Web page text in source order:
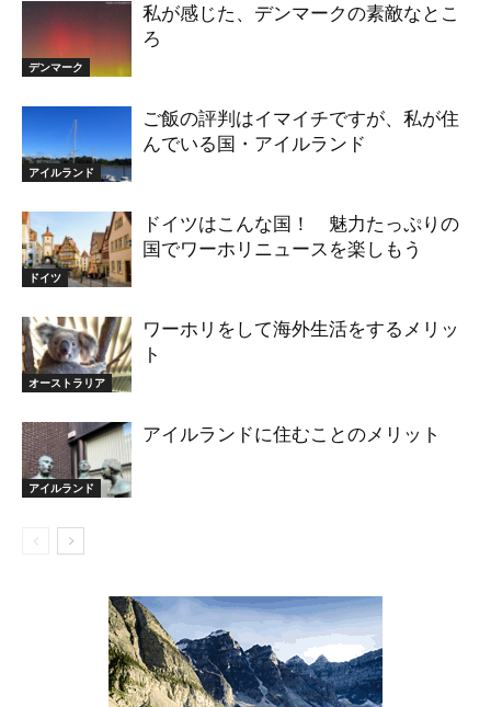
デンマーク
私が感じた、デンマークの素敵なとこ
ろ
アイルランド
ご飯の評判はイマイチですが、私が住
んでいる国・アイルランド
ドイツ
ドイツはこんな国！ 魅力たっぷりの
国でワーホリニュースを楽しもう
オーストラリア
ワーホリをして海外生活をするメリッ
ト
アイルランド
アイルランドに住むことのメリット